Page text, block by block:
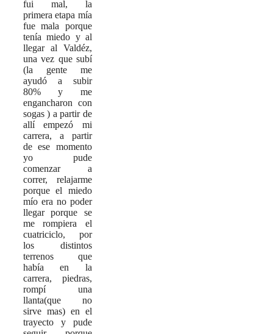
fui mal, la
primera etapa mía
fue mala porque
tenía miedo y al
llegar al Valdéz,
una vez que subí
(la gente me
ayudó a subir
80% y me
engancharon con
sogas ) a partir de
allí empezó mi
carrera, a partir
de ese momento
yo pude
comenzar a
correr, relajarme
porque el miedo
mío era no poder
llegar porque se
me rompiera el
cuatriciclo, por
los distintos
terrenos que
había en la
carrera, piedras,
rompí una
llanta(que no
sirve mas) en el
trayecto y pude